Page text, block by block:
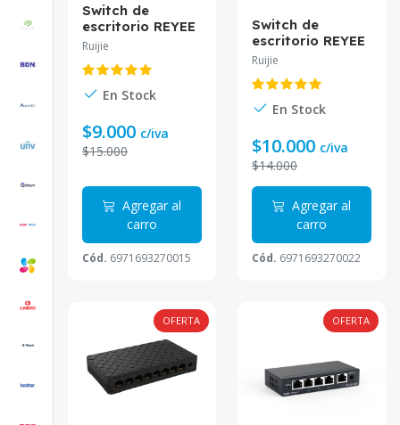
Switch de
escritorio REYEE
plastico no
admin 5 Puertos
10/100 RG-ES05
Ruijie
En Stock
$9.000 c/iva
$15.000
Agregar al
carro
Cód. 6971693270015
Switch de
escritorio REYEE
plastico no
admin 8 Puertos
10/100Mbps. RG-
ES08
Ruijie
En Stock
$10.000 c/iva
$14.000
Agregar al
carro
Cód. 6971693270022
OFERTA OFERTA